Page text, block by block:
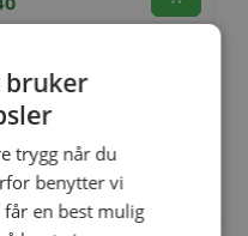
Uten BPA, tåler
for en enkel og næringsrik
bruker
trygg når du
benytter vi
en best mulig